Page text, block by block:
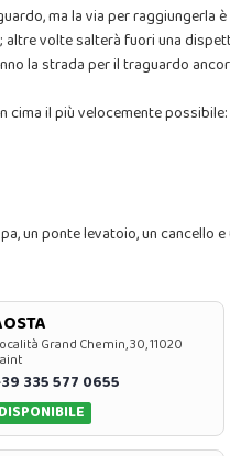
ma la via per raggiungerla
volte salterà fuori una
la strada per il traguardo
cima il più velocemente
un ponte levatoio, un cancello
Grand Chemin, 30, 11020
335 577 0655
DISPONIBILE